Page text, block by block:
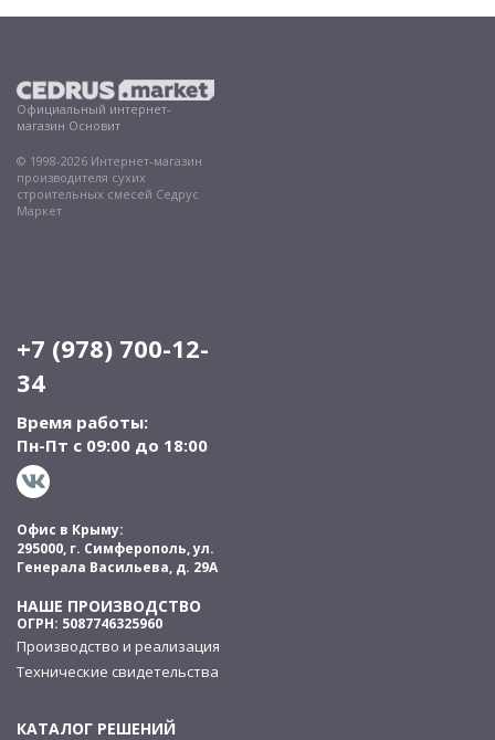
Официальный интернет-
магазин Основит
© 1998-2026 Интернет-магазин
производителя сухих
строительных смесей Седрус
Маркет
+7 (978) 700-12-
34
Время работы:
Пн-Пт с 09:00 до 18:00
Офис в Крыму:
295000, г. Симферополь, ул.
Генерала Васильева, д. 29А
ОГРН: 5087746325960
НАШЕ ПРОИЗВОДСТВО
Производство и реализация
Технические свидетельства
КАТАЛОГ РЕШЕНИЙ